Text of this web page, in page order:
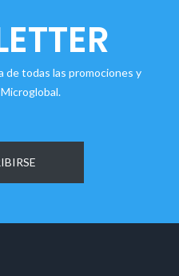
todas las promociones y